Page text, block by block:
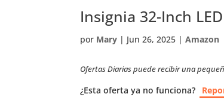
Insignia 32-Inch
por Mary | Jun 26, 2025 |Amazon
Ofertas Diarias puede recibir una
¿Esta oferta ya no funciona?